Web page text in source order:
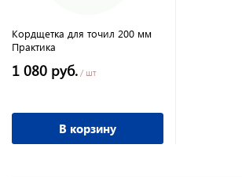
Кордщетка для точил 200 мм
Практика
1 080 руб. / шт
В корзину